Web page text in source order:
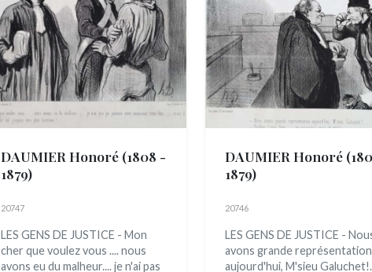
DAUMIER Honoré (1808 -
1879)
20747
LES GENS DE JUSTICE - Mon
cher que voulez vous .... nous
avons eu du malheur.... je n'ai pas
DAUMIER Honoré
1879)
20746
LES GENS DE JUSTICE -
avons grande représentation
aujourd'hui, M'sieu